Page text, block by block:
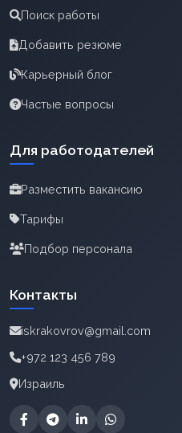
Поиск работы
Добавить резюме
Карьерный блог
Частые вопросы
Для работодателей
Разместить вакансию
Тарифы
Подбор персонала
Контакты
iskrakovrov@gmail.com
+972 123 456 789
Израиль